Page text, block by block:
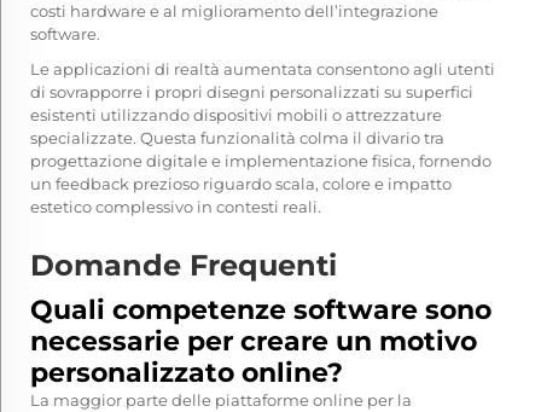
costi hardware e al miglioramento dell’integrazione
software.
Le applicazioni di realtà aumentata consentono agli utenti
di sovrapporre i propri disegni personalizzati su superfici
esistenti utilizzando dispositivi mobili o attrezzature
specializzate. Questa funzionalità colma il divario tra
progettazione digitale e implementazione fisica, fornendo
un feedback prezioso riguardo scala, colore e impatto
estetico complessivo in contesti reali.
Domande Frequenti
Quali competenze software sono
necessarie per creare un motivo
personalizzato online?
La maggior parte delle piattaforme online per la